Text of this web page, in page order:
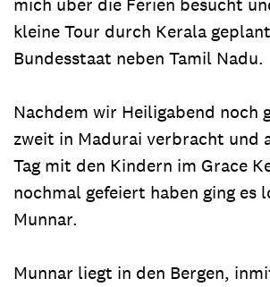
kleine Tour durch Kerala
Bundesstaat neben Tamil Nadu.
Nachdem wir Heiligabend noch
zweit in Madurai verbracht und
Tag mit den Kindern im Grace
nochmal gefeiert haben ging es
Munnar.
Munnar liegt in den Bergen,